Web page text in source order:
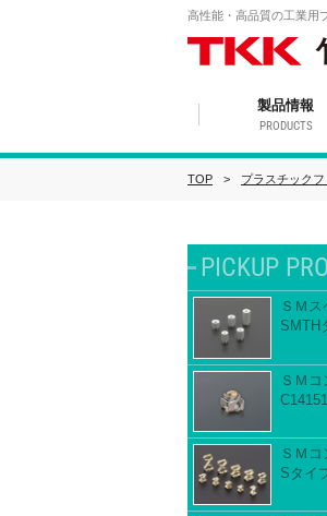
高性能・高品質の工業用
製品情報
PRODUCTS
TOP プラスチック
PICKUP
ＳＭス
SMTH
ＳＭ
ＳＭ
Sタイ